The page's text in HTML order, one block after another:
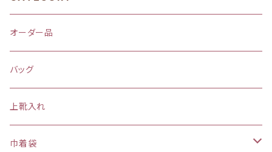
オーダー品
バッグ
上靴入れ
巾着袋